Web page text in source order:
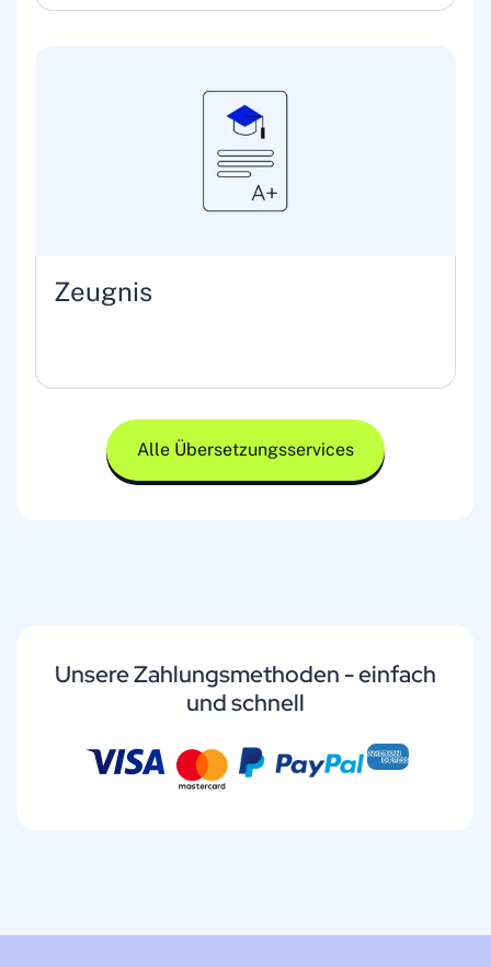
Zeugnis
Alle Übersetzungsservices
Unsere Zahlungsmethoden - einfach
und schnell